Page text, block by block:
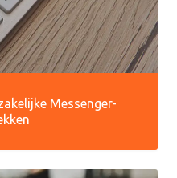
Messenger-